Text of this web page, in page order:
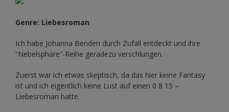
Genre: Liebesroman
Ich habe Johanna Benden durch Zufall entdeckt und ihre
“Nebelsphäre”-Reihe geradezu verschlungen.
Zuerst war ich etwas skeptisch, da das hier keine Fantasy
ist und ich eigentlich keine Lust auf einen 0 8 15 –
Liebesroman hatte.